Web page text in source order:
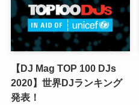
【DJ Mag TOP 100 DJs
2020】世界DJランキング
発表！